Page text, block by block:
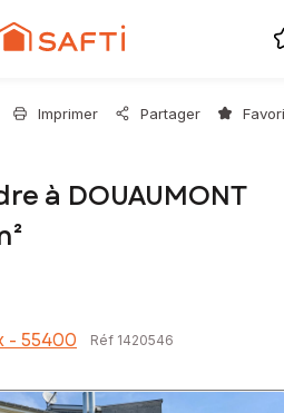
Imprimer Partager
à DOUAUMONT
- 55400 Réf 1420546